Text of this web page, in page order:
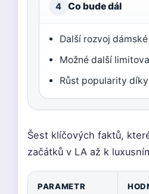
4 Co bude dál
Další rozvoj
Možné další
Růst popularity
Šest klíčových faktů,
začátků v LA až k
PARAMETR